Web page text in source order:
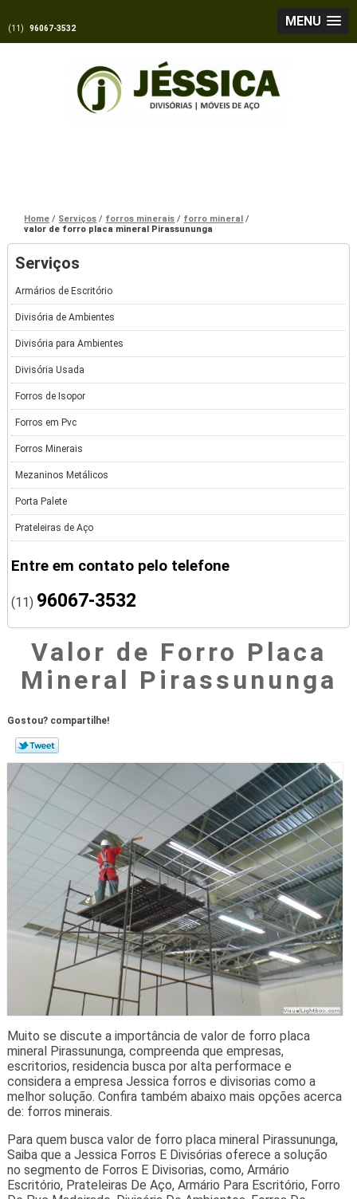
MENU
(11) 96067-3532
Home Serviços forros minerais
forro mineral
valor de forro placa mineral Pirassununga
Serviços
Armários de Escritório
Divisória de Ambientes
Divisória para Ambientes
Divisória Usada
Forros de Isopor
Forros em Pvc
Forros Minerais
Mezaninos Metálicos
Porta Palete
Prateleiras de Aço
Entre em contato pelo telefone
(11) 96067-3532
Valor de Forro Placa
Mineral Pirassununga
Gostou? compartilhe!
Muito se discute a importância de valor de forro placa
mineral Pirassununga, compreenda que empresas,
escritorios, residencia busca por alta performace e
considera a empresa Jessica forros e divisorias como a
melhor solução. Confira também abaixo mais opções acerca
de: forros minerais.
Para quem busca valor de forro placa mineral Pirassununga,
Saiba que a Jessica Forros E Divisórias oferece a solução
no segmento de Forros E Divisorias, como, Armário
Escritório, Prateleiras De Aço, Armário Para Escritório, Forro